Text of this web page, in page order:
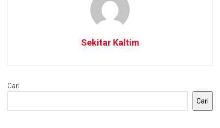
Sekitar Kaltim
Cari
Cari